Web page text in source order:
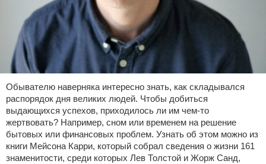
Обывателю наверняка интересно знать, как складывался
распорядок дня великих людей. Чтобы добиться
выдающихся успехов, приходилось ли им чем-то
жертвовать? Например, сном или временем на решение
бытовых или финансовых проблем. Узнать об этом можно из
книги Мейсона Карри, который собрал сведения о жизни 161
знаменитости, среди которых Лев Толстой и Жорж Санд,